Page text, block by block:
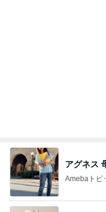
アグネス
Amebaトピ